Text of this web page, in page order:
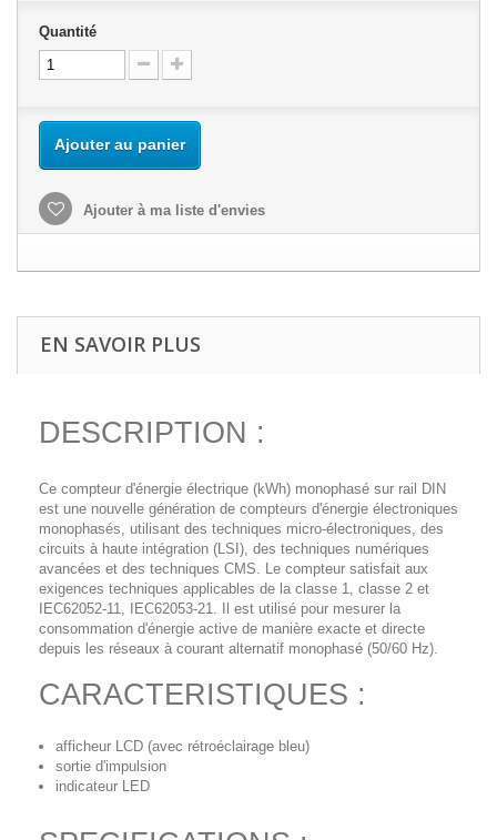
Quantité
Ajouter au panier
Ajouter à ma liste d'envies
EN SAVOIR PLUS
DESCRIPTION :
Ce compteur d'énergie électrique (kWh) monophasé sur rail DIN
est une nouvelle génération de compteurs d'énergie électroniques
monophasés, utilisant des techniques micro-électroniques, des
circuits à haute intégration (LSI), des techniques numériques
avancées et des techniques CMS. Le compteur satisfait aux
exigences techniques applicables de la classe 1, classe 2 et
IEC62052-11, IEC62053-21. Il est utilisé pour mesurer la
consommation d'énergie active de manière exacte et directe
depuis les réseaux à courant alternatif monophasé (50/60 Hz).
CARACTERISTIQUES :
afficheur LCD (avec rétroéclairage bleu)
sortie d'impulsion
indicateur LED